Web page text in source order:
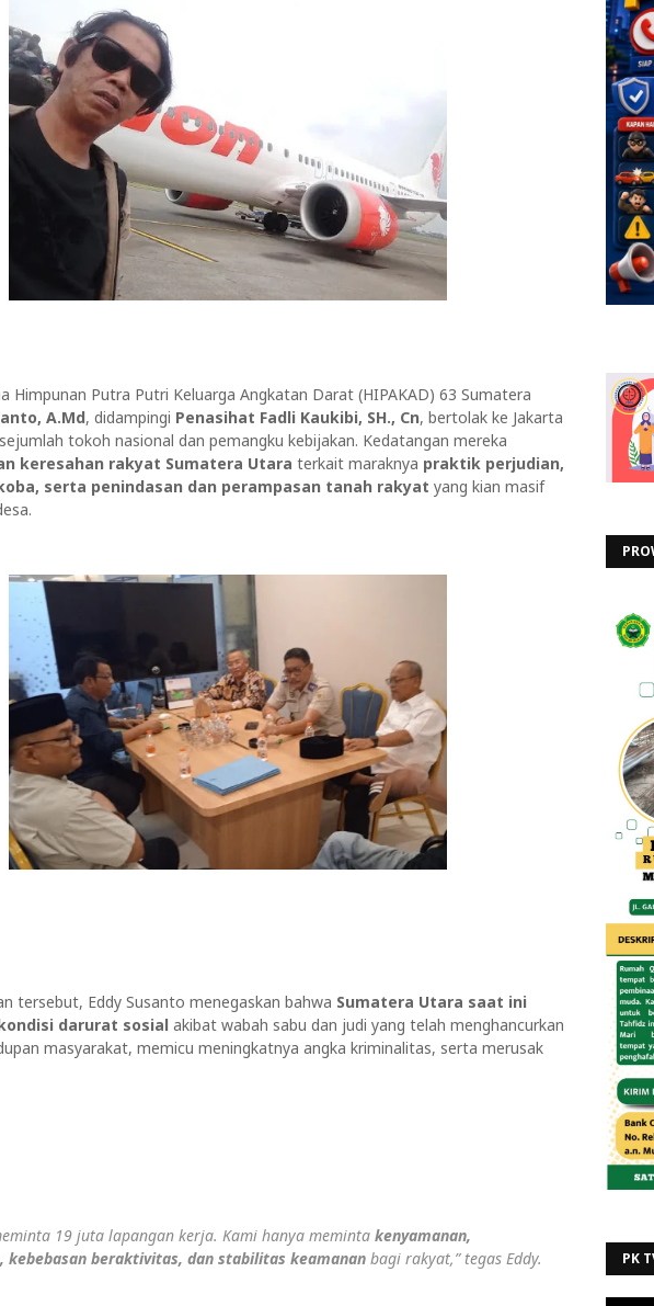
Himpunan Putra Putri Keluarga Angkatan Darat (HIPAKAD) 63 Sumatera
A.Md, didampingi Penasihat Fadli Kaukibi, SH., Cn, bertolak ke Jakarta
tokoh nasional dan pemangku kebijakan. Kedatangan mereka
keresahan rakyat Sumatera Utara terkait maraknya praktik perjudian,
serta penindasan dan perampasan tanah rakyat yang kian masif
tersebut, Eddy Susanto menegaskan bahwa Sumatera Utara saat ini
darurat sosial akibat wabah sabu dan judi yang telah menghancurkan
masyarakat, memicu meningkatnya angka kriminalitas, serta merusak
19 juta lapangan kerja. Kami hanya meminta kenyamanan,
kebebasan beraktivitas, dan stabilitas keamanan bagi rakyat,” tegas Eddy. PK